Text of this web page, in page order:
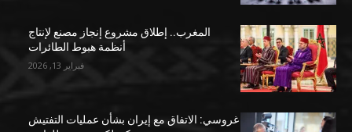
المغرب.. إطلاق مشروع إنجاز مصنع لإنتاج
أنظمة هبوط الطائرات
فبراير 13, 2026
غروسي: الاتفاق مع إيران بشأن عمليات التفتيش